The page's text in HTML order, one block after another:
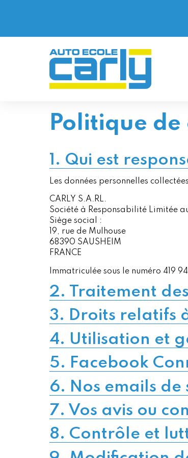
Politique
1. Qui est
Les données personnelles
CARLY S.A.RL.
Société à Responsabilité Limitée
Siège social :
19, rue de Mulhouse
68390 SAUSHEIM
FRANCE
Immatriculée sous le numéro 419
2. Traitement
3. Droits relatifs
4. Utilisation et
5. Facebook
6. Nos emails de
7. Vos avis ou
8. Contrôle et